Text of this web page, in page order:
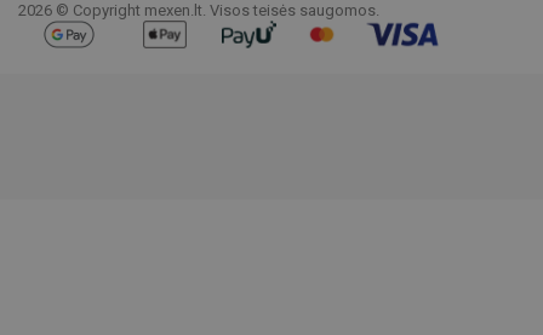
2026 © Copyright mexen.lt. Visos teisės saugomos.